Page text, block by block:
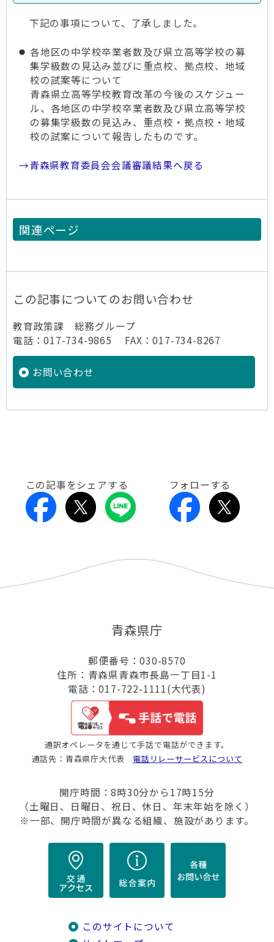
下記の事項について、了承しました。
各地区の中学校卒業者数及び県立高等学校の募
集学級数の見込み並びに重点校、拠点校、地域
校の試案等について
青森県立高等学校教育改革の今後のスケジュー
ル、各地区の中学校卒業者数及び県立高等学校
の募集学級数の見込み、重点校・拠点校・地域
校の試案について報告したものです。
→青森県教育委員会会議審議結果へ戻る
関連ページ
この記事についてのお問い合わせ
教育政策課 総務グループ
電話：017-734-9865 FAX：017-734-8267
お問い合わせ
この記事をシェアする フォローする
青森県庁
郵便番号：030-8570
住所：青森県青森市長島一丁目1-1
電話：017-722-1111(大代表)
通訳オペレータを通じて手話で電話ができます。
通話先：青森県庁大代表 電話リレーサービスについて
開庁時間：8時30分から17時15分
（土曜日、日曜日、祝日、休日、年末年始を除く）
※一部、開庁時間が異なる組織、施設があります。
このサイトについて